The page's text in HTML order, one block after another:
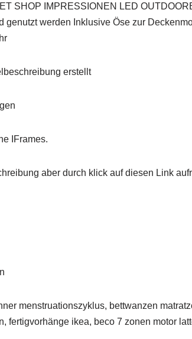
SHOP IMPRESSIONEN LED
genutzt werden Inklusive Öse zur
erstellt
IFrames.
aber durch klick auf diesen Link
menstruationszyklus, bettwanzen
fertigvorhänge ikea, beco 7 zonen motor